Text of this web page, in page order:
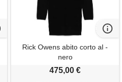
Rick Owens abito corto al -
nero
475,00 €